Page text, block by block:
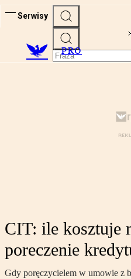
Serwisy
PRO
CIT: ile kosztuje
poreczenie
Gdy poręczycielem w umowie z